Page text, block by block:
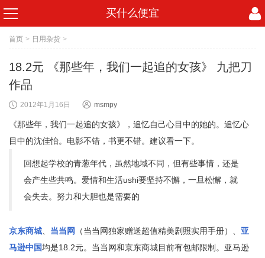
买什么便宜
首页 > 日用杂货 >
18.2元 《那些年，我们一起追的女孩》 九把刀
作品
2012年1月16日 msmpy
《那些年，我们一起追的女孩》，追忆自己心目中的她的。追忆心
目中的沈佳怡。电影不错，书更不错。建议看一下。
回想起学校的青葱年代，虽然地域不同，但有些事情，还是
会产生些共鸣。爱情和生活ushi要坚持不懈，一旦松懈，就
会失去。努力和大胆也是需要的
京东商城 当当网 （当当网独家赠送超值精美剧照实用手册）、 亚
马逊中国均是18.2元。当当网和京东商城目前有包邮限制。亚马逊